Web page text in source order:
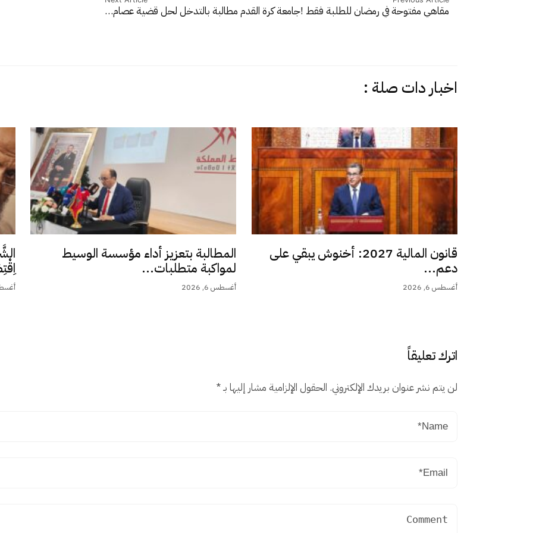
مقاهي مفتوحة في رمضان للطلبة فقط !جامعة كرة القدم مطالبة بالتدخل لحل قضية عصام…
اخبار دات صلة :
قانون المالية 2027: أخنوش يبقي على
دعم...
أغسطس 6, 2026
المطالبة بتعزيز أداء مؤسسة الوسيط
لمواكبة متطلبات...
أغسطس 6, 2026 أغسطس
اترك تعليقاً
لن يتم نشر عنوان بريدك الإلكتروني. الحقول الإلزامية مشار إليها بـ*